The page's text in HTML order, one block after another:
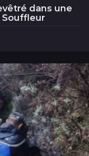
dans une
Souffleur